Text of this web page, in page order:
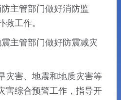
主管部门做好消防监
救工作。
主管部门做好防震减灾
灾害、地震和地质灾害等
害综合预警工作，指导开